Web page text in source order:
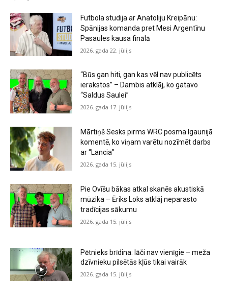
Futbola studija ar Anatoliju Kreipānu:
Spānijas komanda pret Mesi Argentīnu
Pasaules kausa finālā
2026. gada 22. jūlijs
“Būs gan hiti, gan kas vēl nav publicēts
ierakstos” – Dambis atklāj, ko gatavo
“Saldus Saulei”
2026. gada 17. jūlijs
Mārtiņš Sesks pirms WRC posma Igaunijā
komentē, ko viņam varētu nozīmēt darbs
ar “Lancia”
2026. gada 15. jūlijs
Pie Ovīšu bākas atkal skanēs akustiskā
mūzika – Ēriks Loks atklāj neparasto
tradīcijas sākumu
2026. gada 15. jūlijs
Pētnieks brīdina: lāči nav vienīgie – meža
dzīvnieku pilsētās kļūs tikai vairāk
2026. gada 15. jūlijs